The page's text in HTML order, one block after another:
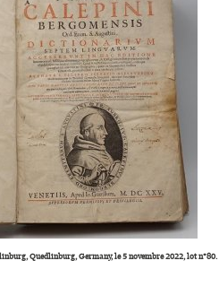
Quedlinburg, Germany, le 5 novembre 2022, lot n°80.